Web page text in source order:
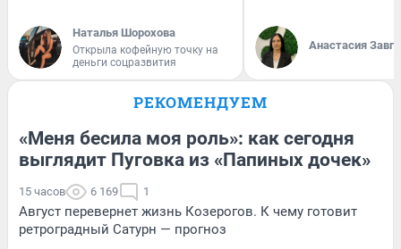
Наталья Шорохова
Открыла кофейную точку на
деньги соцразвития
Анастасия
РЕКОМЕНДУЕМ
«Меня бесила моя роль»: как сегодня
выглядит Пуговка из «Папиных дочек»
15 часов 6 169 1
Август перевернет жизнь Козерогов. К чему готовит
ретроградный Сатурн — прогноз